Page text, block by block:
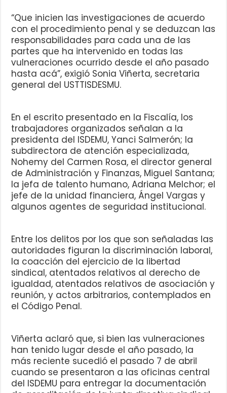
“Que inicien las investigaciones de acuerdo
con el procedimiento penal y se deduzcan las
responsabilidades para cada una de las
partes que ha intervenido en todas las
vulneraciones ocurrido desde el año pasado
hasta acá”, exigió Sonia Viñerta, secretaria
general del USTTISDESMU.
En el escrito presentado en la Fiscalía, los
trabajadores organizados señalan a la
presidenta del ISDEMU, Yanci Salmerón; la
subdirectora de atención especializada,
Nohemy del Carmen Rosa, el director general
de Administración y Finanzas, Miguel Santana;
la jefa de talento humano, Adriana Melchor; el
jefe de la unidad financiera, Ángel Vargas y
algunos agentes de seguridad institucional.
Entre los delitos por los que son señaladas las
autoridades figuran la discriminación laboral,
la coacción del ejercicio de la libertad
sindical, atentados relativos al derecho de
igualdad, atentados relativos de asociación y
reunión, y actos arbitrarios, contemplados en
el Código Penal.
Viñerta aclaró que, si bien las vulneraciones
han tenido lugar desde el año pasado, la
más reciente sucedió el pasado 7 de abril
cuando se presentaron a las oficinas central
del ISDEMU para entregar la documentación